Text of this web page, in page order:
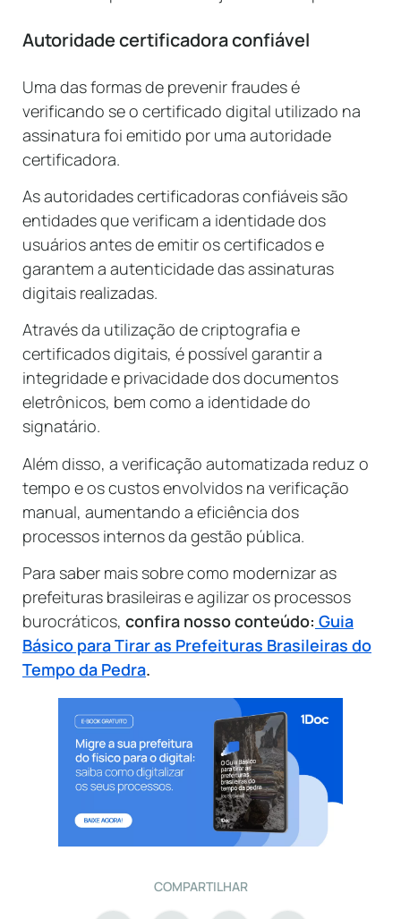
Autoridade certificadora confiável
Uma das formas de prevenir fraudes é
verificando se o certificado digital utilizado na
assinatura foi emitido por uma autoridade
certificadora.
As autoridades certificadoras confiáveis são
entidades que verificam a identidade dos
usuários antes de emitir os certificados e
garantem a autenticidade das assinaturas
digitais realizadas.
Através da utilização de criptografia e
certificados digitais, é possível garantir a
integridade e privacidade dos documentos
eletrônicos, bem como a identidade do
signatário.
Além disso, a verificação automatizada reduz o
tempo e os custos envolvidos na verificação
manual, aumentando a eficiência dos
processos internos da gestão pública.
Para saber mais sobre como modernizar as
prefeituras brasileiras e agilizar os processos
burocráticos, confira nosso conteúdo: Guia
Básico para Tirar as Prefeituras Brasileiras do
Tempo da Pedra.
COMPARTILHAR